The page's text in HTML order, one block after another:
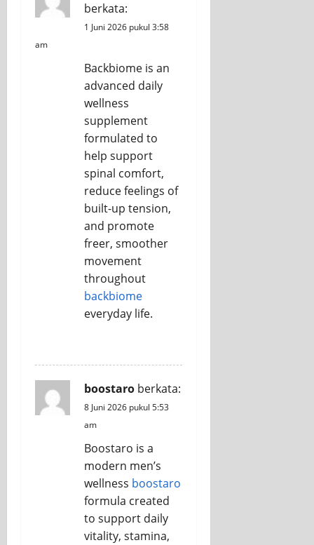
berkata:
1 Juni 2026 pukul 3:58
am
Backbiome is an
advanced daily
wellness
supplement
formulated to
help support
spinal comfort,
reduce feelings of
built-up tension,
and promote
freer, smoother
movement
throughout
backbiome
everyday life.
boostaro berkata:
8 Juni 2026 pukul 5:53
am
Boostaro is a
modern men’s
wellness boostaro
formula created
to support daily
vitality, stamina,